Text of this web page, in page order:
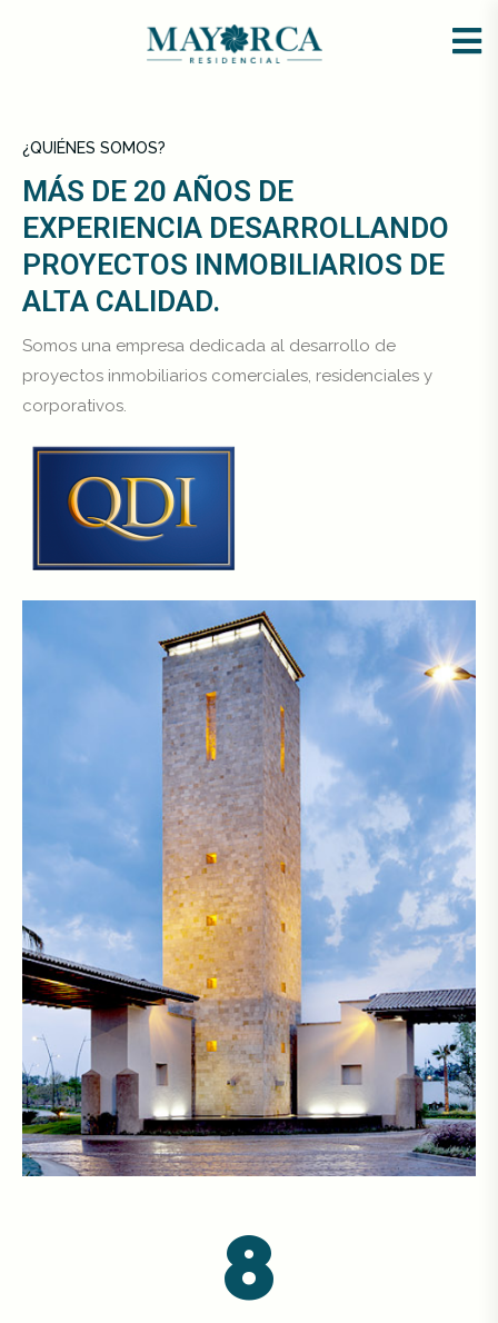
¿QUIÉNES SOMOS?
MÁS DE 20 AÑOS DE
EXPERIENCIA DESARROLLANDO
PROYECTOS INMOBILIARIOS DE
ALTA CALIDAD.
Somos una empresa dedicada al desarrollo de
proyectos inmobiliarios comerciales, residenciales y
corporativos.
8